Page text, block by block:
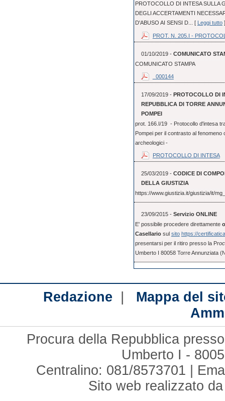
PROTOCOLLO DI INTESA SULLA
DEGLI ACCERTAMENTI
D'ABUSO AI SENSI D... [ Leggi tutto]
PROT. N. 205.I -
01/10/2019 - COMUNICATO
COMUNICATO STAMPA
_000144
17/09/2019 - PROTOCOLLO DI
REPUBBLICA DI TORRE
POMPEI
prot. 166.I/19 - Protocollo d'intesa
Pompei per il contrasto al
archeologici -
PROTOCOLLO DI INTESA
25/03/2019 - CODICE DI
DELLA GIUSTIZIA
https://www.giustizia.it/giustizia/it/
23/09/2015 - Servizio ONLINE
E' possibile procedere direttamente
Casellario sul sito https://
presentarsi per il ritiro presso la P
Umberto I 80058 Torre Annunziata
Redazione | Mappa del
Procura della Repubblica
Umberto I -
Centralino: 081/8573701 |
Sito web realizzato